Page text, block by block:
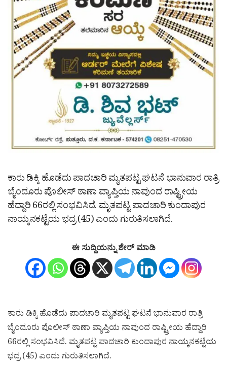
ಕಾರು ಡಿಕ್ಕಿ ಹೊಡೆದು ಪಾದಚಾರಿ ಮೃತಪಟ್ಟ ಘಟನೆ ಭಾನುವಾರ ರಾತ್ರಿ
ಬೈಂದೂರು ಪೊಲೀಸ್ ಠಾಣಾ ವ್ಯಾಪ್ತಿಯ ನಾವುಂದ ರಾಷ್ಟ್ರೀಯ
ಹೆದ್ದಾರಿ 66ರಲ್ಲಿ ಸಂಭವಿಸಿದೆ. ಮೃತಪಟ್ಟ ಪಾದಚಾರಿ ಕುಂದಾಪುರ
ನಾಯ್ಕನಕಟ್ಟೆಯ ಭದ್ರ (45) ಎಂದು ಗುರುತಿಸಲಾಗಿದೆ.
ಈ ಸುದ್ದಿಯನ್ನು ಶೇರ್ ಮಾಡಿ
ಕಾರು ಡಿಕ್ಕಿ ಹೊಡೆದು ಪಾದಚಾರಿ ಮೃತಪಟ್ಟ ಘಟನೆ ಭಾನುವಾರ ರಾತ್ರಿ
ಬೈಂದೂರು ಪೊಲೀಸ್ ಠಾಣಾ ವ್ಯಾಪ್ತಿಯ ನಾವುಂದ ರಾಷ್ಟ್ರೀಯ ಹೆದ್ದಾರಿ
66ರಲ್ಲಿ ಸಂಭವಿಸಿದೆ. ಮೃತಪಟ್ಟ ಪಾದಚಾರಿ ಕುಂದಾಪುರ ನಾಯ್ಕನಕಟ್ಟೆಯ
ಭದ್ರ (45) ಎಂದು ಗುರುತಿಸಲಾಗಿದೆ.